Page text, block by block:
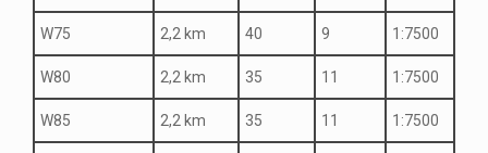
W75 2,2 km 40 9 1:7500
W80 2,2 km 35 11 1:7500
W85 2,2 km 35 11 1:7500